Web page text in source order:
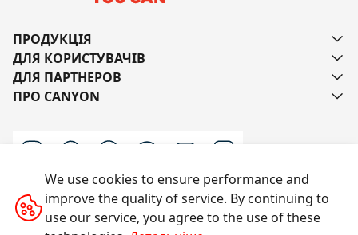
ПРОДУКЦІЯ
ДЛЯ КОРИСТУВАЧІВ
ДЛЯ ПАРТНЕРОВ
ПРО CANYON
Напишіть нам
We use cookies to ensure performance and
improve the quality of service. By continuing to
use our service, you agree to the use of these